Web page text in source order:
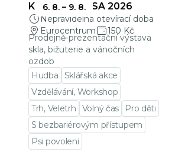
6. 8. – 9. 8.
KŘEHKÁ KRÁSA 2026
Nepravidelná otevírací doba
Eurocentrum
150 Kč
Prodejně-prezentační výstava
skla, bižuterie a vánočních
ozdob
Hudba
Sklářská akce
Vzdělávání, Workshop
Trh, Veletrh
Volný čas
Pro děti
S bezbariérovým přístupem
Psi povoleni